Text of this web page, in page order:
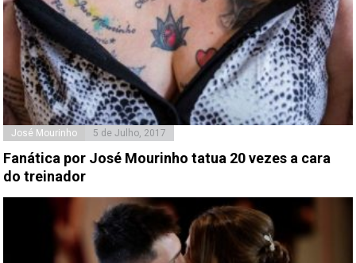
José Mourinho 5 de Julho, 2017
Fanática por José Mourinho tatua 20 vezes a cara
do treinador